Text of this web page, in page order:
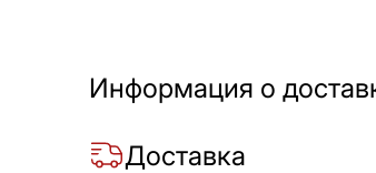
Информация о
Доставка